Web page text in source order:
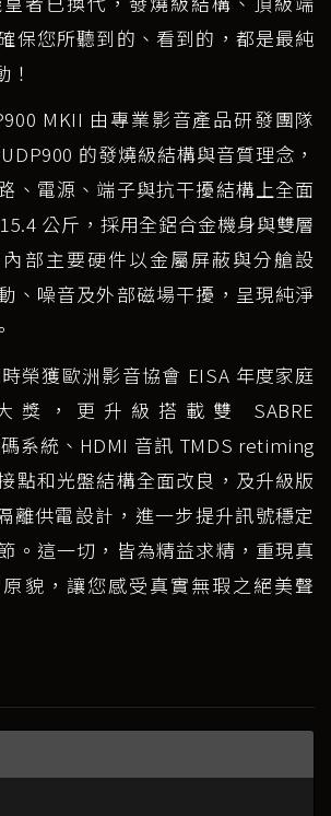
保您所聽到的、看到的，都是最純
MKII 由專業影音產品研發團隊
的發燒級結構與音質理念，
、電源、端子與抗干擾結構上全面
公斤，採用全鋁合金機身與雙層
部主要硬件以金屬屏蔽與分艙設
、噪音及外部磁場干擾，呈現純淨
榮獲歐洲影音協會 EISA 年度家庭
獎，更升級搭載雙 SABRE
碼系統、HDMI 音訊 TMDS retiming
點和光盤結構全面改良，及升級版
離供電設計，進一步提升訊號穩定
。這一切，皆為精益求精，重現真
貌，讓您感受真實無瑕之絕美聲